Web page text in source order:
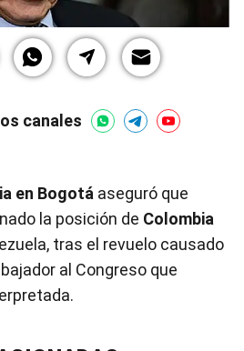
canales
en Bogotá aseguró que
la posición de Colombia
tras el revuelo causado
al Congreso que